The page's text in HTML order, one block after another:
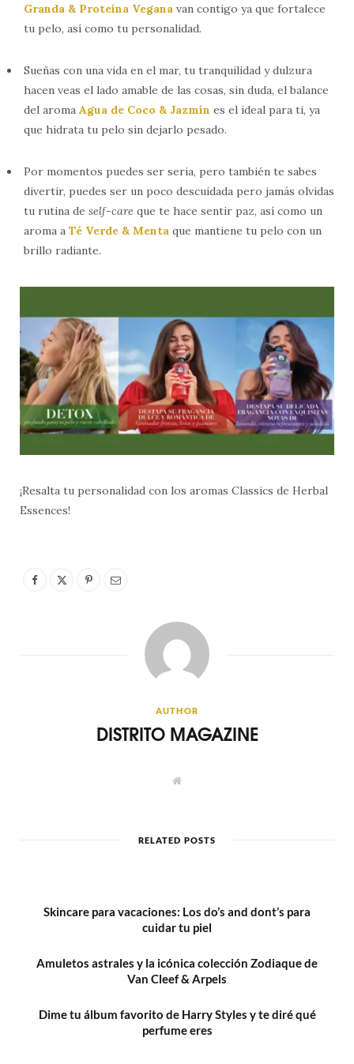
Granda & Proteína Vegana van contigo ya que fortalece
tu pelo, así como tu personalidad.
Sueñas con una vida en el mar, tu tranquilidad y dulzura
hacen veas el lado amable de las cosas, sin duda, el balance
del aroma Agua de Coco & Jazmín es el ideal para ti, ya
que hidrata tu pelo sin dejarlo pesado.
Por momentos puedes ser seria, pero también te sabes
divertir, puedes ser un poco descuidada pero jamás olvidas
tu rutina de self-care que te hace sentir paz, así como un
aroma a Té Verde & Menta que mantiene tu pelo con un
brillo radiante.
¡Resalta tu personalidad con los aromas Classics de Herbal
Essences!
AUTHOR
DISTRITO MAGAZINE
W
e
RELATED POSTS
Skincare para vacaciones: Los do’s and dont’s para
cuidar tu piel
Amuletos astrales y la icónica colección Zodiaque de
Van Cleef & Arpels
Dime tu álbum favorito de Harry Styles y te diré qué
perfume eres